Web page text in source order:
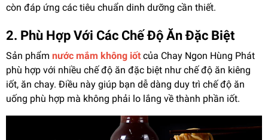
còn đáp ứng các tiêu chuẩn dinh dưỡng cần thiết.
2. Phù Hợp Với Các Chế Độ Ăn Đặc Biệt
Sản phẩm nước mắm không iốt của Chay Ngon Hùng Phát
phù hợp với nhiều chế độ ăn đặc biệt như chế độ ăn kiêng
iốt, ăn chay. Điều này giúp bạn dễ dàng duy trì chế độ ăn
uống phù hợp mà không phải lo lắng về thành phần iốt.